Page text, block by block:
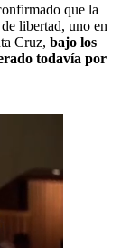
que la
libertad, uno en
Cruz, bajo los
todavía por